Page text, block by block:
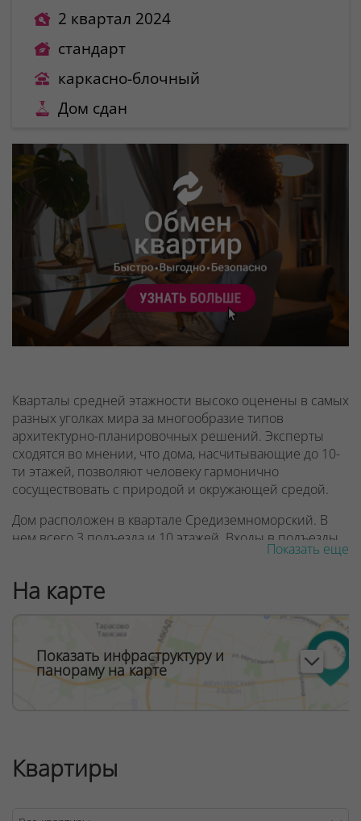
2 квартал 2024
стандарт
каркасно-блочный
Дом сдан
Кварталы средней этажности высоко оценены в самых
разных уголках мира за многообразие типов
архитектурно-планировочных решений. Эксперты
сходятся во мнении, что дома, насчитывающие до 10-
ти этажей, позволяют человеку гармонично
сосуществовать с природой и окружающей средой.
Дом расположен в квартале Средиземноморский. В
нем всего 3 подъезда и 10 этажей. Входы в подъезды
оборудованы пандусами, что особенно оценят мамы с
подъезде в специальном помещении.
Бело-голубой цвет - преобладающий в лобби.
Количество квартир на этаже - зависит от этажа. На
верхних - всего пять.
Дом имеет угловую форму. Часть окон выходит на
Международный финансовый центр и перекресток
ООО "Твоя столицаконсалт", УНП 190285638, лицензия
Показать еще
На карте
Показать инфраструктуру и
панораму на карте
Квартиры